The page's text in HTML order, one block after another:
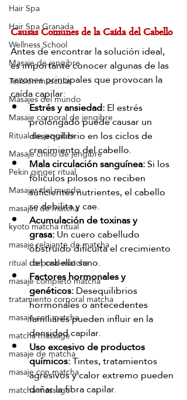
Hair Spa
Hair Spa Granada
Wellness School
Masaje de jengibre
Tensión muscular
Masajes del mundo
Masaje corporal de jengibre
Ritual de jengibre
Masaje chino de jengibre
Pekín ginger ritual
Masajes del mundo
masajes de matcha
kyoto matcha ritual
masaje relajante de matcha
ritual corporal matcha
masaje completo matcha
tratamiento corporal matcha
masaje con matcha
matcha massage
masaje de matcha
masaje con matcha
matcha massage
Causas Comunes de la Caída del Cabello
Antes de encontrar la solución ideal,
es importante conocer algunas de las
razones principales que provocan la
caída capilar:
Estrés y ansiedad: El estrés
prolongado puede causar un
desequilibrio en los ciclos de
crecimiento del cabello.
Mala circulación sanguínea: Si los
folículos pilosos no reciben
suficientes nutrientes, el cabello
se debilita y cae.
Acumulación de toxinas y
grasa: Un cuero cabelludo
obstruido dificulta el crecimiento
del cabello sano.
Factores hormonales y
genéticos: Desequilibrios
hormonales o antecedentes
familiares pueden influir en la
densidad capilar.
Uso excesivo de productos
químicos: Tintes, tratamientos
agresivos y calor extremo pueden
dañar la fibra capilar.